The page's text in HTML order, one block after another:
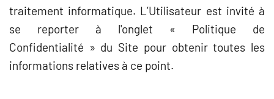
traitement informatique. L’Utilisateur est invité à
se reporter à l'onglet « Politique de
Confidentialité » du Site pour obtenir toutes les
informations relatives à ce point.